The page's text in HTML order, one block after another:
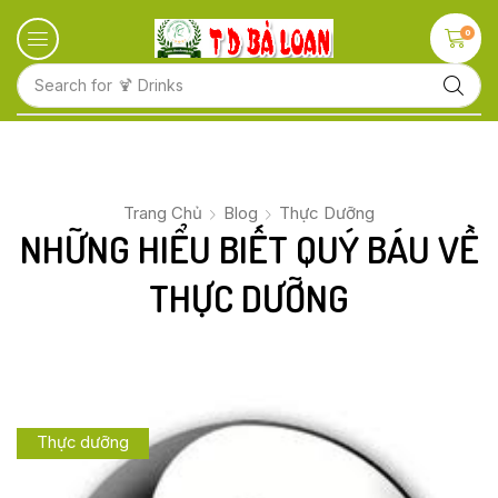
Search for 🍋 Fruits
0
Trang Chủ Blog Thực Dưỡng
NHỮNG HIỂU BIẾT QUÝ BÁU VỀ
THỰC DƯỠNG
Thực dưỡng